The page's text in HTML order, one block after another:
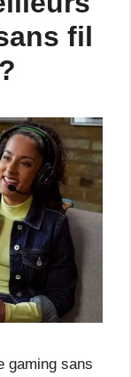
fil
gaming sans